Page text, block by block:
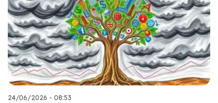
24/06/2026 - 08:53